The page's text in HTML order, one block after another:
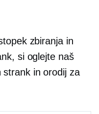
zbiranja in
si oglejte naš
strank in orodij za